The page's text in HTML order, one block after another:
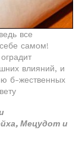
все
самом!
влияний, и
б-жественных
Мецудот и